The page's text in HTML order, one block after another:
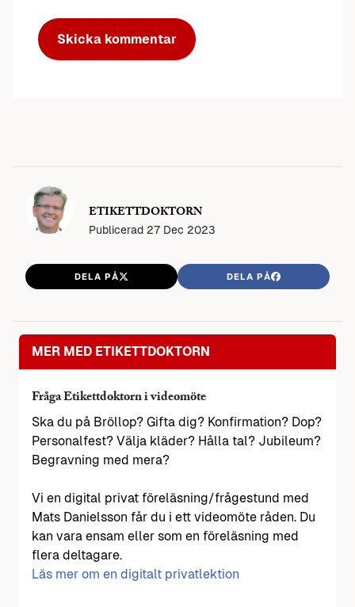
ETIKETTDOKTORN
Publicerad 27 Dec 2023
DELA PÅ DELA PÅ
MER MED ETIKETTDOKTORN
Fråga Etikettdoktorn i videomöte
Ska du på Bröllop? Gifta dig? Konfirmation? Dop?
Personalfest? Välja kläder? Hålla tal? Jubileum?
Begravning med mera?
Vi en digital privat föreläsning/frågestund med
Mats Danielsson får du i ett videomöte råden. Du
kan vara ensam eller som en föreläsning med
flera deltagare.
Läs mer om en digitalt privatlektion